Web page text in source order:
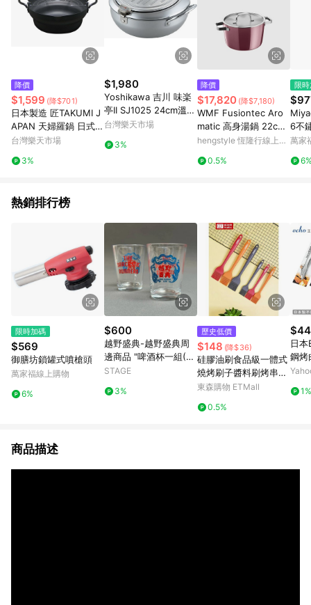
降價
$1,599 (降$701)
日本製造 匠TAKUMI J
APAN 天婦羅鍋 日式料
理 日本必買代購
台灣樂天市場
3%
$1,980
Yoshikawa 吉川 味楽
亭II SJ1025 24cm溫度
計炸鍋 附蓋油切盤 IH
台灣樂天市場
3%
降價
$17,820 (降$7,180)
WMF Fusiontec Aro
matic 高身湯鍋 22cm
4.7L (玫瑰金色)
hengstyle 恆隆行線上購
0.5%
限
6不
提式
萬家
熱銷排行榜
限時加碼
$569
御膳坊鎖罐式噴槍頭
萬家福線上購物
6%
$600
越野盛典-越野盛典周
邊商品 "啤酒杯一組(6
入)"
STAGE
3%
歷史低價
$148 (降$36)
硅膠油刷食品級一體式
燒烤刷子醬料刷烤串烤
肉耐高溫家用烘焙工具
東森購物 ETMall
0.5%
日
鋼烤
1%
商品描述